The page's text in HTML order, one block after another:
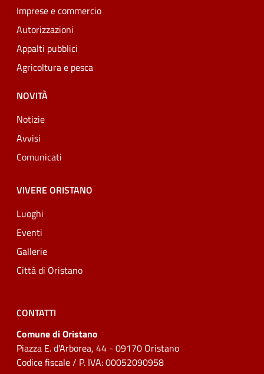
Imprese e commercio
Autorizzazioni
Appalti pubblici
Agricoltura e pesca
NOVITÀ
Notizie
Avvisi
Comunicati
VIVERE ORISTANO
Luoghi
Eventi
Gallerie
Città di Oristano
CONTATTI
Comune di Oristano
Piazza E. d'Arborea, 44 - 09170 Oristano
Codice fiscale / P. IVA: 00052090958